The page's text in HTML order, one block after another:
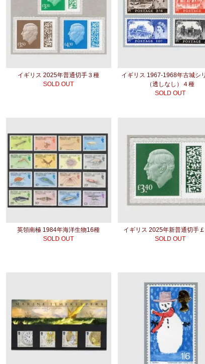
イギリス 2025年普通切手３種
SOLD OUT
イギリス 1967-1968年古城シ
（透しなし）４種
SOLD OUT
英領南極 1984年海洋生物16種
SOLD OUT
イギリス 2025年新普通切手
SOLD OUT